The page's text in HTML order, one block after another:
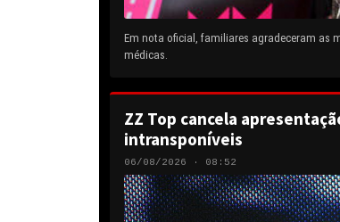
Em nota oficial, familiares agradeceram as
médicas.
ZZ Top cancela
intransponíveis
06/08/2026 · 08:52